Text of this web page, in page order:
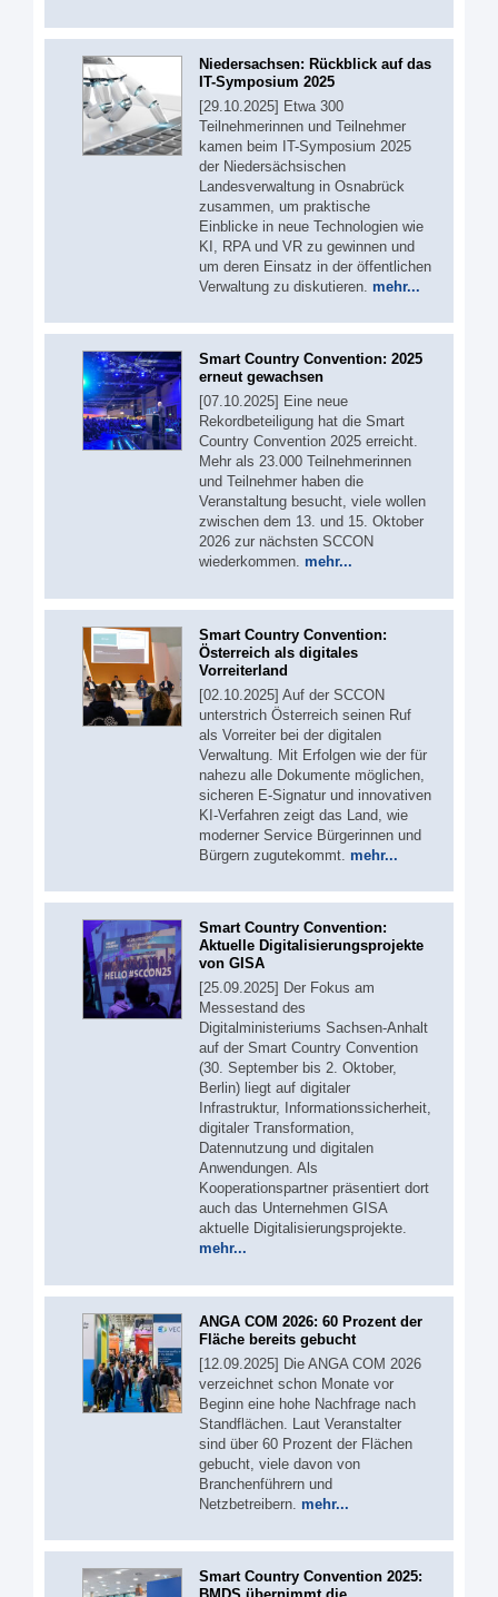
Niedersachsen: Rückblick auf das
IT-Symposium 2025
[29.10.2025] Etwa 300
Teilnehmerinnen und Teilnehmer
kamen beim IT-Symposium 2025
der Niedersächsischen
Landesverwaltung in Osnabrück
zusammen, um praktische
Einblicke in neue Technologien wie
KI, RPA und VR zu gewinnen und
um deren Einsatz in der öffentlichen
Verwaltung zu diskutieren. mehr...
Smart Country Convention: 2025
erneut gewachsen
[07.10.2025] Eine neue
Rekordbeteiligung hat die Smart
Country Convention 2025 erreicht.
Mehr als 23.000 Teilnehmerinnen
und Teilnehmer haben die
Veranstaltung besucht, viele wollen
zwischen dem 13. und 15. Oktober
2026 zur nächsten SCCON
wiederkommen. mehr...
Smart Country Convention:
Österreich als digitales
Vorreiterland
[02.10.2025] Auf der SCCON
unterstrich Österreich seinen Ruf
als Vorreiter bei der digitalen
Verwaltung. Mit Erfolgen wie der für
nahezu alle Dokumente möglichen,
sicheren E-Signatur und innovativen
KI-Verfahren zeigt das Land, wie
moderner Service Bürgerinnen und
Bürgern zugutekommt. mehr...
Smart Country Convention:
Aktuelle Digitalisierungsprojekte
von GISA
[25.09.2025] Der Fokus am
Messestand des
Digitalministeriums Sachsen-Anhalt
auf der Smart Country Convention
(30. September bis 2. Oktober,
Berlin) liegt auf digitaler
Infrastruktur, Informationssicherheit,
digitaler Transformation,
Datennutzung und digitalen
Anwendungen. Als
Kooperationspartner präsentiert dort
auch das Unternehmen GISA
aktuelle Digitalisierungsprojekte.
mehr...
ANGA COM 2026: 60 Prozent der
Fläche bereits gebucht
[12.09.2025] Die ANGA COM 2026
verzeichnet schon Monate vor
Beginn eine hohe Nachfrage nach
Standflächen. Laut Veranstalter
sind über 60 Prozent der Flächen
gebucht, viele davon von
Branchenführern und
Netzbetreibern. mehr...
Smart Country Convention 2025: